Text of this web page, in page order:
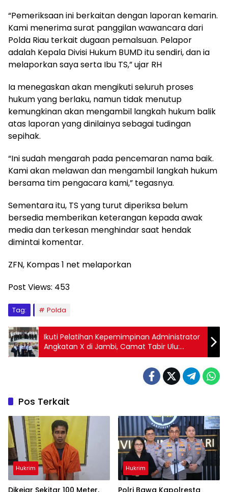
“Pemeriksaan ini berkaitan dengan laporan kemarin.
Kami menerima surat panggilan wawancara dari
Polda Riau terkait dugaan pemalsuan. Pelapor
adalah Kepala Divisi Hukum BUMD itu sendiri, dan ia
melaporkan saya serta Ibu TS,” ujar RH
Ia menegaskan akan mengikuti seluruh proses
hukum yang berlaku, namun tidak menutup
kemungkinan akan mengambil langkah hukum balik
atas laporan yang dinilainya sebagai tudingan
sepihak.
“Ini sudah mengarah pada pencemaran nama baik.
Kami akan melawan dan mengambil langkah hukum
bersama tim pengacara kami,” tegasnya.
Sementara itu, TS yang turut diperiksa belum
bersedia memberikan keterangan kepada awak
media dan terkesan menghindar saat hendak
dimintai komentar.
ZFN, Kompas 1 net melaporkan
Post Views: 453
Tag: Polda
Ikuti Pelatihan Kepemimpinan Administrator
Angkatan X di Jambi, Camat Tabir Ulu:
Pastikan Pelayanan di Kantor Tetap Berjalan
Pos Terkait
Hukrim
Dikejar Sekitar 100 Meter,
Hukrim
Polri Bawa Kapolresta